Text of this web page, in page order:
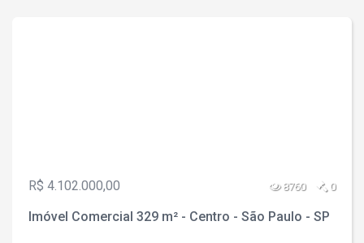
R$ 4.102.000,00 8760 0
Imóvel Comercial 329 m² - Centro - São Paulo - SP